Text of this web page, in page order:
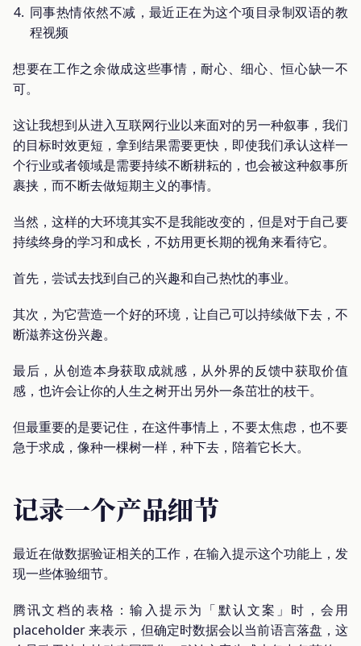
同事热情依然不减，最近正在为这个项目录制双语的教
程视频
想要在工作之余做成这些事情，耐心、细心、恒心缺一不
可。
这让我想到从进入互联网行业以来面对的另一种叙事，我们
的目标时效更短，拿到结果需要更快，即使我们承认这样一
个行业或者领域是需要持续不断耕耘的，也会被这种叙事所
裹挟，而不断去做短期主义的事情。
当然，这样的大环境其实不是我能改变的，但是对于自己要
持续终身的学习和成长，不妨用更长期的视角来看待它。
首先，尝试去找到自己的兴趣和自己热忱的事业。
其次，为它营造一个好的环境，让自己可以持续做下去，不
断滋养这份兴趣。
最后，从创造本身获取成就感，从外界的反馈中获取价值
感，也许会让你的人生之树开出另外一条茁壮的枝干。
但最重要的是要记住，在这件事情上，不要太焦虑，也不要
急于求成，像种一棵树一样，种下去，陪着它长大。
记录一个产品细节
最近在做数据验证相关的工作，在输入提示这个功能上，发
现一些体验细节。
腾讯文档的表格：输入提示为「默认文案」时，会用
placeholder 来表示，但确定时数据会以当前语言落盘，这